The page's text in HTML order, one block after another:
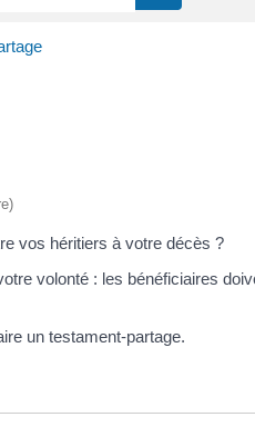
vos héritiers à votre décès ?
volonté : les bénéficiaires
un testament-partage.